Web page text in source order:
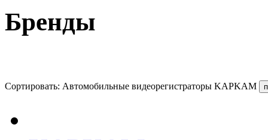
Бренды
Сортировать: Автомобильные видеорегистраторы KAPKAM